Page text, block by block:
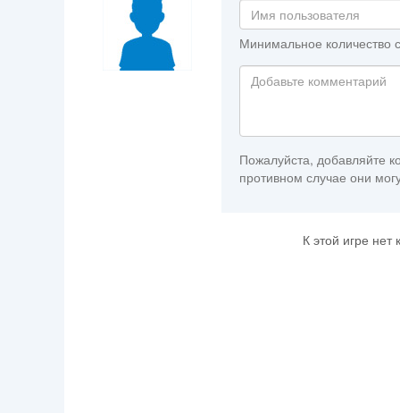
Минимальное количество
Пожалуйста, добавляйте
противном случае они
К этой игре